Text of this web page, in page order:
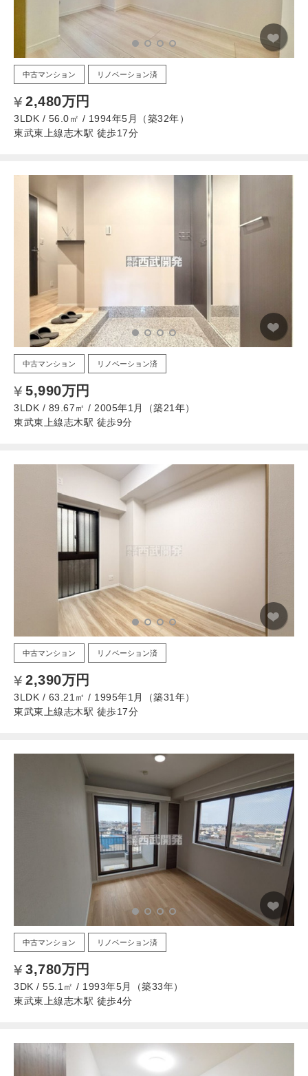
中古マンション リノベーション済
2,480万円
3LDK / 56.0㎡ / 1994年5月（築32年）
東武東上線志木駅 徒歩17分
中古マンション リノベーション済
5,990万円
3LDK / 89.67㎡ / 2005年1月（築21年）
東武東上線志木駅 徒歩9分
中古マンション リノベーション済
2,390万円
3LDK / 63.21㎡ / 1995年1月（築31年）
東武東上線志木駅 徒歩17分
中古マンション リノベーション済
3,780万円
3DK / 55.1㎡ / 1993年5月（築33年）
東武東上線志木駅 徒歩4分